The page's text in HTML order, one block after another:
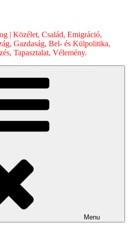
| Közélet, Család, Emigráció,
Gazdaság, Bel- és Külpolitika,
Tapasztalat, Vélemény.
Menu